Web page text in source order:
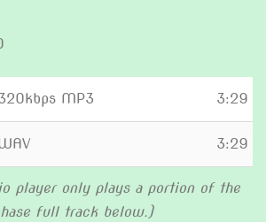
$9.00
$299.00
MP3 3:29
3:29
player only plays a portion of the
full track below.)